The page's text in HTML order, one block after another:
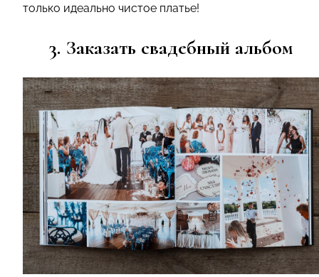
только идеально чистое платье!
3. Заказать свадебный альбом